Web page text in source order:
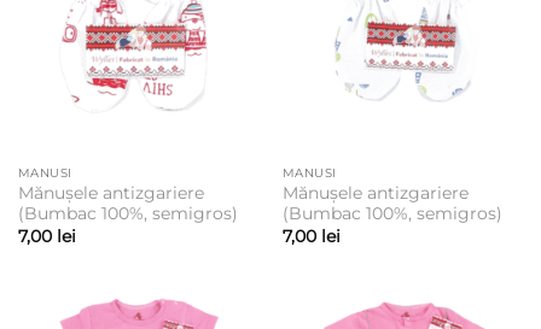
MANUSI
Mănușele antizgariere
(Bumbac 100%, semigros)
7,00 lei
MANUSI
Mănușele antizgariere
(Bumbac 100%, semigros)
7,00 lei